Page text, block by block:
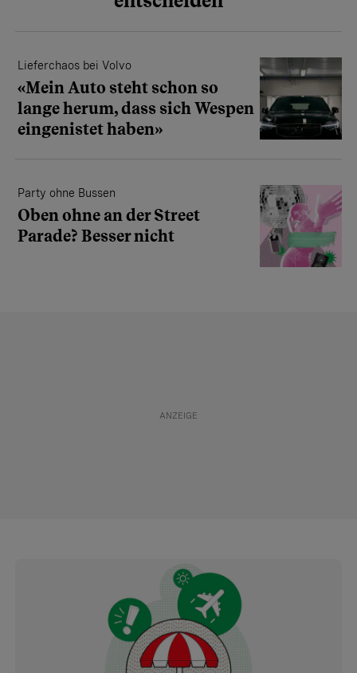
Lieferchaos bei Volvo
«Mein Auto steht schon so
lange herum, dass sich Wespen
eingenistet haben»
Party ohne Bussen
Oben ohne an der Street
Parade? Besser nicht